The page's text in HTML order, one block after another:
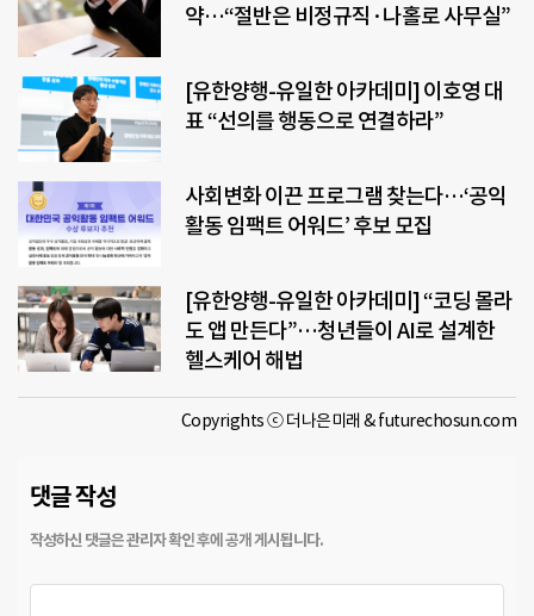
약…“절반은 비정규직·나홀로 사무실”
[유한양행-유일한 아카데미] 이호영 대
표 “선의를 행동으로 연결하라”
사회변화 이끈 프로그램 찾는다…‘공익
활동 임팩트 어워드’ 후보 모집
[유한양행-유일한 아카데미] “코딩 몰라
도 앱 만든다”…청년들이 AI로 설계한
헬스케어 해법
Copyrights ⓒ 더나은미래 & futurechosun.com
댓글 작성